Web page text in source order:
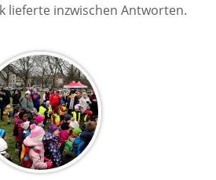
lieferte inzwischen Antworten.